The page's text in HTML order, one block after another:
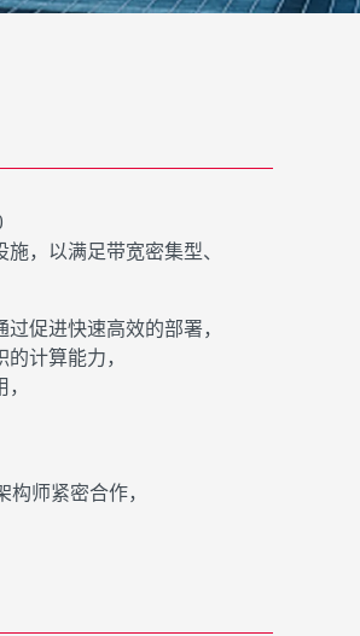
，以满足带宽密集型、
促进快速高效的部署，
计算能力，
师紧密合作，